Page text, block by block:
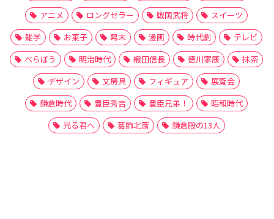
アニメ
ロングセラー 戦国武将
スイーツ
雑学
お菓子 幕末 漫画 時代劇
テレビ
べらぼう
明治時代 織田信長 徳川家康
抹茶
デザイン
文房具 フィギュア
展覧会
鎌倉時代
豊臣秀吉 豊臣兄弟！
昭和時代
光る君へ
葛飾北斎 鎌倉殿の13人